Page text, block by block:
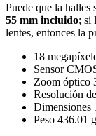
Puede que la halles
55 mm incluido; si
lentes, entonces la
18
Sensor
Zoom óptico
Resolución
Dimensiones
Peso 436.01